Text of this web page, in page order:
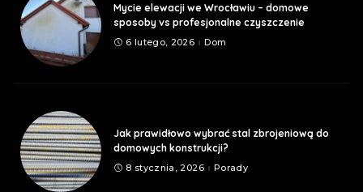
Mycie elewacji we Wrocławiu – domowe
sposoby vs profesjonalne czyszczenie
6 lutego, 2026 Dom
Jak prawidłowo wybrać stal zbrojeniową do
domowych konstrukcji?
8 stycznia, 2026 Porady